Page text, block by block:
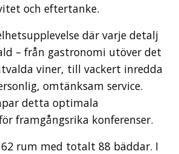
och eftertanke.
där varje detalj
– från gastronomi utöver det
viner, till vackert inredda
omtänksam service.
detta optimala
framgångsrika konferenser.
rum med totalt 88 bäddar. I